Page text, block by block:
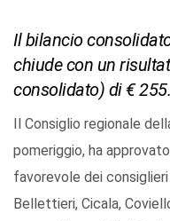
Il bilancio
chiude con un
consolidato) di €
Il Consiglio regionale
pomeriggio, ha
favorevole dei consiglieri
Bellettieri, Cicala,